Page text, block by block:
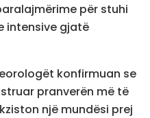
për stuhi
intensive gjatë
konfirmuan se
pranverën më të
një mundësi prej